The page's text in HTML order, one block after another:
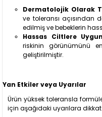
Dermatolojik Olarak
ve toleransı açısından
edilmiş ve bebeklerin
Hassas Ciltlere
riskinin görünümünü
geliştirilmiştir.
Yan Etkiler veya Uyarılar
Ürün yüksek toleransla
için aşağıdaki uyarılara